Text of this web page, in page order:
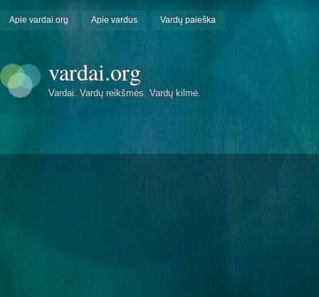
Apie vardai.org Apie vardus Vardų paieška
vardai.org
Vardai. Vardų reikšmės. Vardų kilmė.